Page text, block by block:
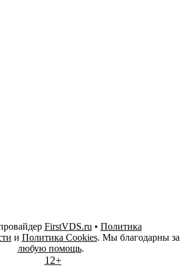
FirstVDS.ru • Политика
и Политика Cookies. Мы благодарны за
любую помощь.
12+